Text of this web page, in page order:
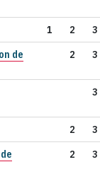
1 2
3
de
2 3
3
2
3
2 3